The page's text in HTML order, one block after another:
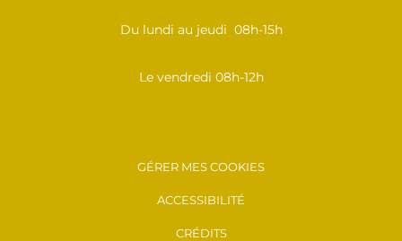
Du lundi au jeudi 08h-15h
Le vendredi 08h-12h
GÉRER MES COOKIES
ACCESSIBILITÉ
CRÉDITS